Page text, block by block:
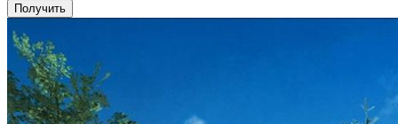
Получить